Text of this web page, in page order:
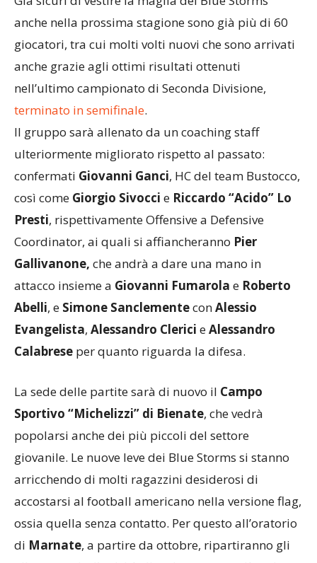
anche nella prossima stagione sono già più di 60
giocatori, tra cui molti volti nuovi che sono arrivati
anche grazie agli ottimi risultati ottenuti
nell’ultimo campionato di Seconda Divisione,
terminato in semifinale
Il gruppo sarà allenato da un coaching staff
ulteriormente migliorato rispetto al passato:
confermatiGiovanni Ganci, HC del team Bustocco,
così comeGiorgio Sivoccie Riccardo “Acido” Lo
Presti, rispettivamente Offensive a Defensive
Coordinator, ai quali si affiancherannoPier
Gallivanone,che andrà a dare una mano in
attacco insieme a Giovanni FumarolaeRoberto
Abelli, eSimone SanclementeconAlessio
Evangelista,Alessandro ClericieAlessandro
Calabreseper quanto riguarda la difesa.
Sportivo “Michelizzi” di Bienate, che vedrà
popolarsi anche dei più piccoli del settore
giovanile. Le nuove leve dei Blue Storms si stanno
arricchendo di molti ragazzini desiderosi di
accostarsi al football americano nella versione flag,
ossia quella senza contatto. Per questo all’oratorio
diMarnate , a partire da ottobre, ripartiranno gli
allenamenti e l’attività di reclutamento, già attivata